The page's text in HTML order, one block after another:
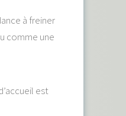
à freiner
comme une
est